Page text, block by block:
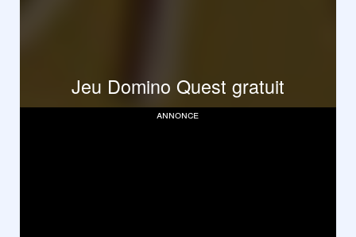
Jeu Domino Quest gratuit
annonce